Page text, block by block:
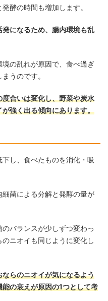
酵の時間も増加します。
になるため、腸内環境も乱
の乱れが原因で、食べ過ぎ
うのです。
合いは変化し、野菜や炭水
強く出る傾向にあります。
し、食べたものを消化・吸
菌による分解と発酵の量が
バランスが少しずつ変わっ
ニオイも同じように変化し
らのニオイが気になるよう
の衰えが原因の1つとして考